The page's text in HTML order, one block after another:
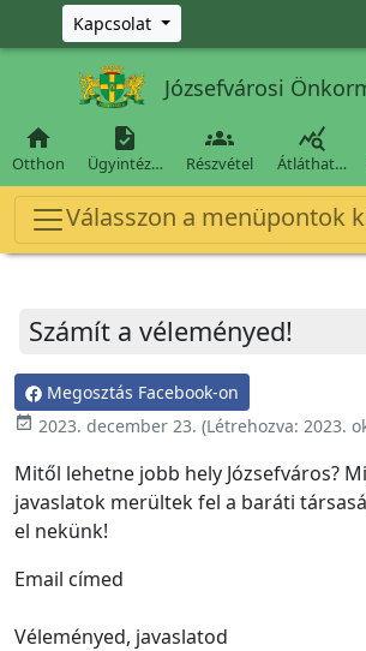
Ugrás a fő tartalomra
Kapcsolat
Józsefvárosi

Otthon

Ügyintéz…

Részvétel

Átláthat…
Válasszon a menüpontok
Számít a véleményed!
Megosztás Facebook-on
event_available 2023. december 23. (Létrehozva: 2023.
Mitől lehetne jobb hely Józsefváros?
javaslatok merültek fel a baráti
el nekünk!
Email címed
Véleményed, javaslatod